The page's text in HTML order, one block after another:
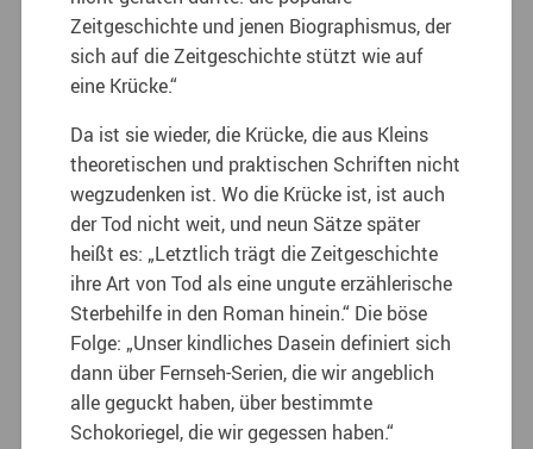
Zeitgeschichte und jenen Biographismus, der
sich auf die Zeitgeschichte stützt wie auf
eine Krücke.“
Da ist sie wieder, die Krücke, die aus Kleins
theoretischen und praktischen Schriften nicht
wegzudenken ist. Wo die Krücke ist, ist auch
der Tod nicht weit, und neun Sätze später
heißt es: „Letztlich trägt die Zeitgeschichte
ihre Art von Tod als eine ungute erzählerische
Sterbehilfe in den Roman hinein.“ Die böse
Folge: „Unser kindliches Dasein definiert sich
dann über Fernseh-Serien, die wir angeblich
alle geguckt haben, über bestimmte
Schokoriegel, die wir gegessen haben.“